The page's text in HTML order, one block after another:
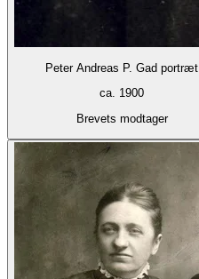
Peter Andreas P. Gad portræt
ca. 1900
Brevets modtager